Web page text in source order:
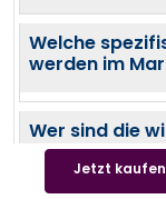
Welche
werden im
Wer sind die
für
Jetzt kaufen